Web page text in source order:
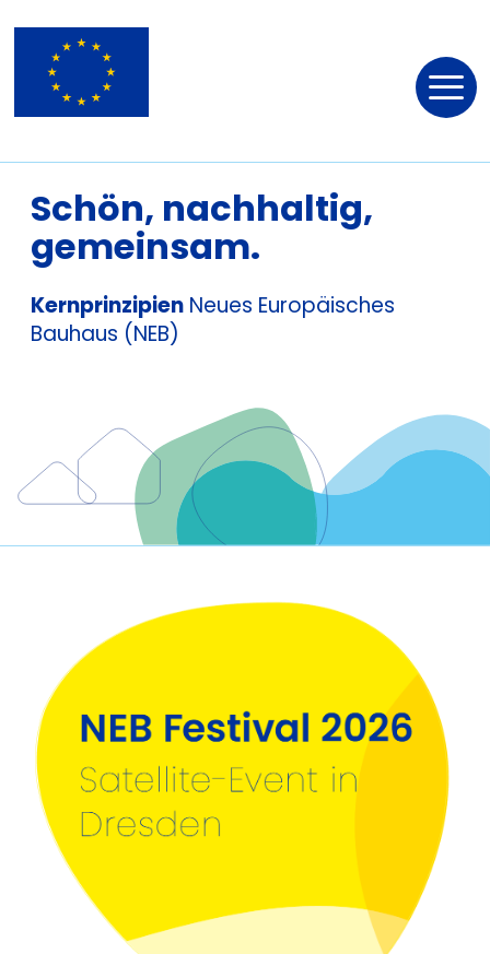
Schön, nachhaltig,
gemeinsam.
Kernprinzipien Neues Europäisches
Bauhaus (NEB)